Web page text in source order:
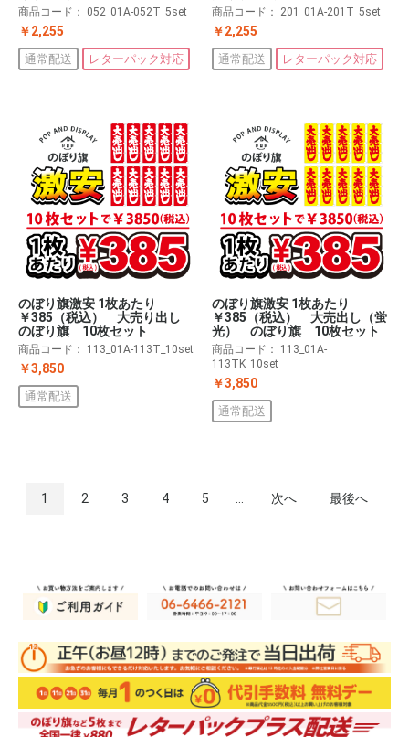
商品コード： 052_01A-052T_5set
￥2,255
通常配送 レターパック対応
商品コード： 201_01A-201T_5set
￥2,255
通常配送 レターパック対応
のぼり旗激安 1枚あたり
￥385（税込） 大売り出し
のぼり旗 10枚セット
商品コード： 113_01A-113T_10set
￥3,850
通常配送
のぼり旗激安 1枚あたり
￥385（税込） 大売出し（蛍
光） のぼり旗 10枚セット
商品コード： 113_01A-
113TK_10set
￥3,850
通常配送
1 2 3 4 5 次へ 最後へ